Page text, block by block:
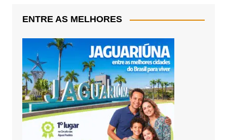
ENTRE AS MELHORES